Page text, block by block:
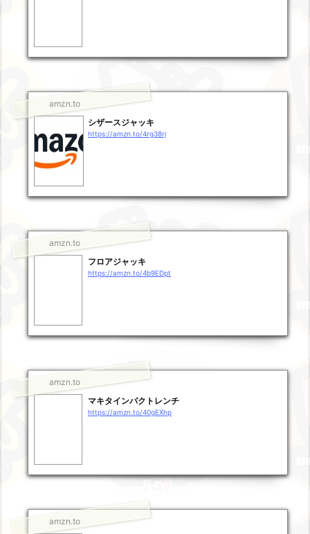
amzn.to
シザースジャッキ
https://amzn.to/4rg38rj
amzn.to
フロアジャッキ
https://amzn.to/4b9EDpt
amzn.to
マキタインパクトレンチ
https://amzn.to/40gEXhp
amzn.to